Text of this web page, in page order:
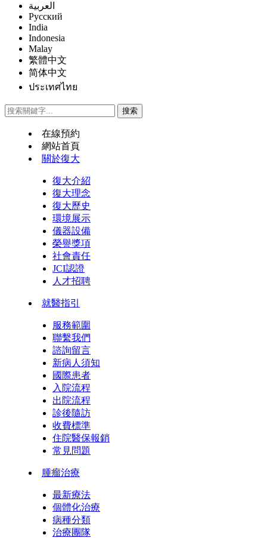
العربية
Русский
India
Indonesia
Malay
繁體中文
简体中文
ประเทศไทย
在線預約
網站首頁
關於復大
復大介紹
復大理念
復大歷史
環境展示
儀器設備
榮譽獎項
社會責任
JCI認證
人才招聘
就醫指引
服務範圍
聯繫我們
諮詢留言
新病人須知
國際患者
入院流程
出院流程
診後隨訪
收費標準
住院醫保報銷
常見問題
腫瘤治療
最新療法
個體化治療
病種分類
治療團隊